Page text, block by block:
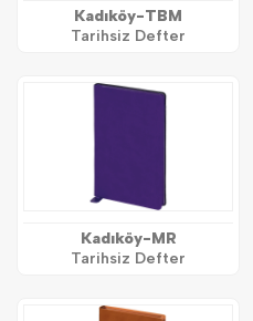
Kadıköy-TBM
Tarihsiz Defter
Kadıköy-MR
Tarihsiz Defter